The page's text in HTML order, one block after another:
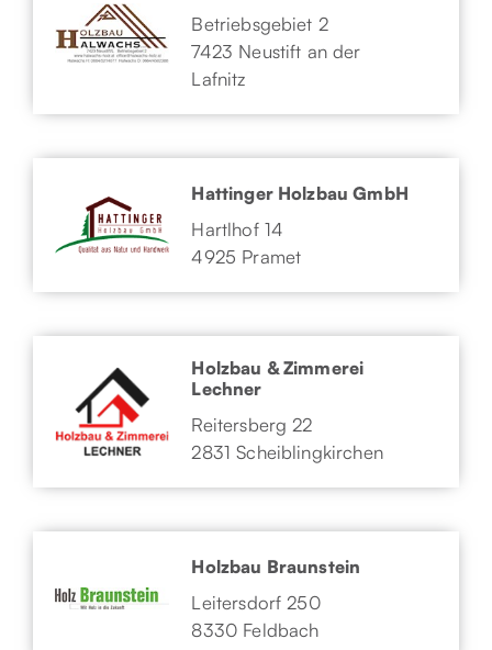
Betriebsgebiet 2
7423 Neustift an der
Lafnitz
Hattinger Holzbau GmbH
Hartlhof 14
4925 Pramet
Holzbau & Zimmerei
Lechner
Reitersberg 22
2831 Scheiblingkirchen
Holzbau Braunstein
Leitersdorf 250
8330 Feldbach